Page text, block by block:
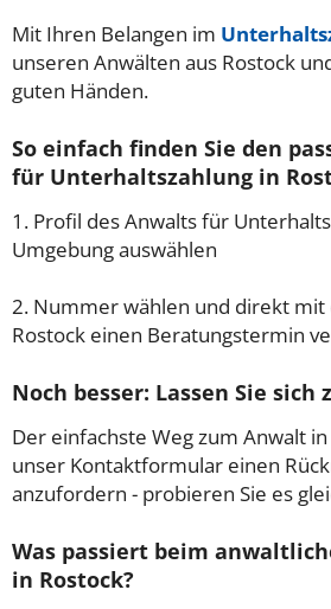
Mit Ihren Belangen im
unseren Anwälten aus Rostock
guten Händen.
So einfach finden Sie den
für Unterhaltszahlung in
1. Profil des Anwalts für
Umgebung auswählen
2. Nummer wählen und direkt mit
Rostock einen Beratungstermin
Noch besser: Lassen Sie sich
Der einfachste Weg zum Anwalt
unser Kontaktformular einen
anzufordern - probieren Sie es
Was passiert beim
in Rostock?